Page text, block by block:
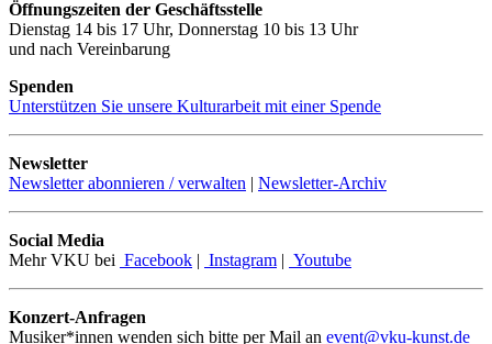
Öffnungszeiten der Geschäftsstelle
Dienstag 14 bis 17 Uhr, Donnerstag 10 bis 13 Uhr
und nach Vereinbarung
Spenden
Unterstützen Sie unsere Kulturarbeit mit einer Spende
Newsletter
Newsletter abonnieren / verwalten | Newsletter-Archiv
Social Media
Mehr VKU bei Facebook | Instagram | Youtube
Konzert-Anfragen
Musiker*innen wenden sich bitte per Mail an event@vku-kunst.de